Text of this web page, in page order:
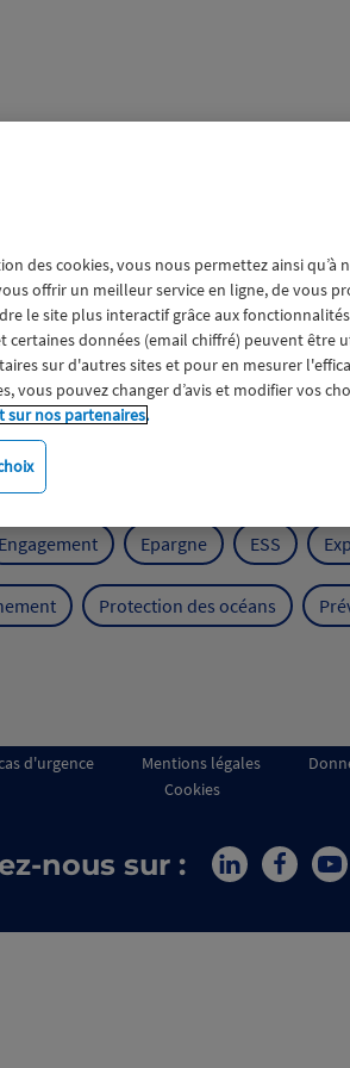
WOIPPY
Engagement Epargne ESS
Protection des océans
d'urgence Mentions légales
Cookies
nous sur :
des cookies, vous nous permettez ainsi qu’à
offrir un meilleur service en ligne, de vous
le site plus interactif grâce aux
certaines données (email chiffré) peuvent être
sur d'autres sites et pour en mesurer
vous pouvez changer d’avis et modifier vos
sur nos partenaires.